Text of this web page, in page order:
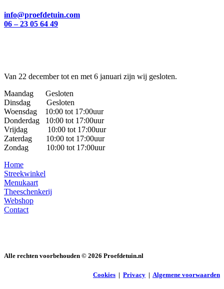
info@proefdetuin.com
06 – 23 05 64 49
Van 22 december tot en met 6 januari zijn wij gesloten.
Maandag Gesloten
Dinsdag Gesloten
Woensdag 10:00 tot 17:00uur
Donderdag 10:00 tot 17:00uur
Vrijdag 10:00 tot 17:00uur
Zaterdag 10:00 tot 17:00uur
Zondag 10:00 tot 17:00uur
Home
Streekwinkel
Menukaart
Theeschenkerij
Webshop
Contact
Alle rechten voorbehouden © 2026 Proefdetuin.nl
Cookies | Privacy | Algemene voorwaarden